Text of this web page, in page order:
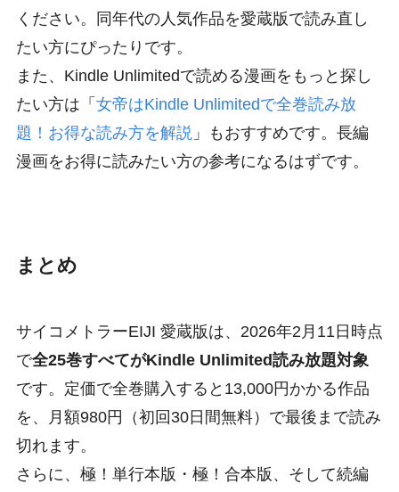
ください。同年代の人気作品を愛蔵版で読み直し
たい方にぴったりです。
また、Kindle Unlimitedで読める漫画をもっと探し
たい方は「 女帝はKindle Unlimitedで全巻読み放
題！お得な読み方を解説 」もおすすめです。長編
漫画をお得に読みたい方の参考になるはずです。
まとめ
サイコメトラーEIJI 愛蔵版は、2026年2月11日時点
で全25巻すべてがKindle Unlimited読み放題対象
です。定価で全巻購入すると13,000円かかる作品
を、月額980円（初回30日間無料）で最後まで読み
切れます。
さらに、極！単行本版・極！合本版、そして続編